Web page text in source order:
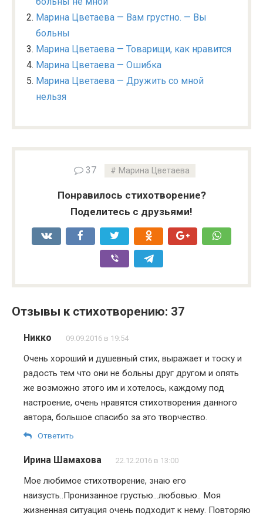
Марина Цветаева — Вам грустно. — Вы
больны
Марина Цветаева — Товарищи, как нравится
Марина Цветаева — Ошибка
Марина Цветаева — Дружить со мной
нельзя
37 Марина Цветаева
Понравилось стихотворение?
Поделитесь с друзьями!
Отзывы к стихотворению: 37
Никко 09.09.2016 в 19:54
Очень хороший и душевный стих, выражает и тоску и
радость тем что они не больны друг другом и опять
же возможно этого им и хотелось, каждому под
настроение, очень нравятся стихотворения данного
автора, большое спасибо за это творчество.
Ответить
Ирина Шамахова 22.12.2016 в 13:00
Мое любимое стихотворение, знаю его
наизусть..Пронизанное грустью…любовью.. Моя
жизненная ситуация очень подходит к нему. Повторяю